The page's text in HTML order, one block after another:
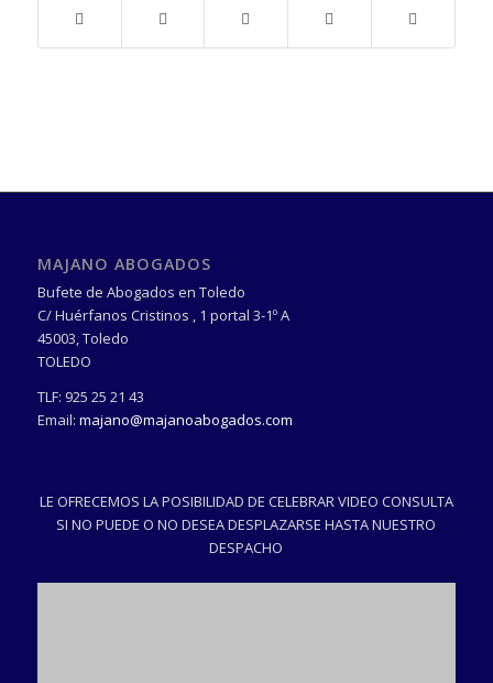
MAJANO ABOGADOS
Bufete de Abogados en Toledo
C/ Huérfanos Cristinos , 1 portal 3-1º A
45003,Toledo
TOLEDO
TLF: 925 25 21 43
Email: majano@majanoabogados.com
LE OFRECEMOS LA POSIBILIDAD DE CELEBRAR VIDEO CONSULTA
SI NO PUEDE O NO DESEA DESPLAZARSE HASTA NUESTRO
DESPACHO